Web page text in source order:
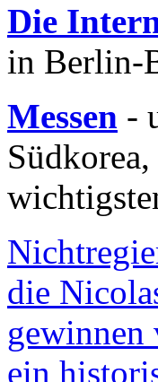
Die
in Berlin-
Messen -
die
gewinnen
ein